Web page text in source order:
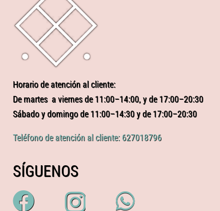
Horario de atención al cliente:
De martes a viernes de 11:00–14:00, y de 17:00–20:30
Sábado y domingo de 11:00–14:30 y de 17:00–20:30
Teléfono de atención al cliente: 627018796
SÍGUENOS